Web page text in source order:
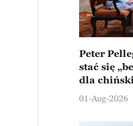
Peter
stać się
dla
01-Aug-2026